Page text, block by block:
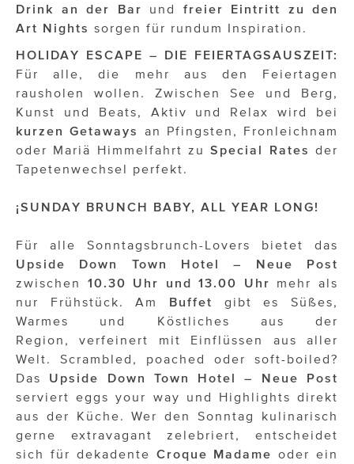
Drink an der Bar und freier Eintritt zu den
Art Nights sorgen für rundum Inspiration.
HOLIDAY ESCAPE – DIE FEIERTAGSAUSZEIT:
Für alle, die mehr aus den Feiertagen
rausholen wollen. Zwischen See und Berg,
Kunst und Beats, Aktiv und Relax wird bei
kurzen Getaways
an Pfingsten, Fronleichnam
oder Mariä Himmelfahrt zuSpecial Rates der
Tapetenwechsel perfekt.
¡SUNDAY BRUNCH BABY, ALL YEAR LONG!
Für alle Sonntagsbrunch-Lovers bietet das
Upside Down Town Hotel – Neue Post
zwischen 10.30 Uhr und 13.00 Uhr
mehr als
nur Frühstück. Am Buffet
gibt es Süßes,
Warmes und Köstliches aus der
Region, verfeinert mit Einflüssen aus aller
Welt. Scrambled, poached oder soft-boiled?
Das Upside Down Town Hotel – Neue Post
serviert eggs your way und Highlights direkt
aus der Küche. Wer den Sonntag kulinarisch
gerne extravagant zelebriert, entscheidet
sich für dekadente Croque Madame oder ein